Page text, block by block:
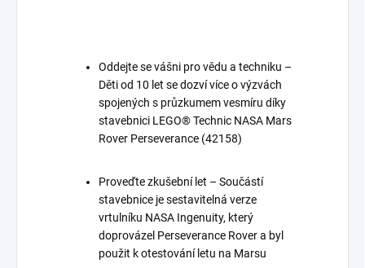
Oddejte se vášni pro vědu a techniku –
Děti od 10 let se dozví více o výzvách
spojených s průzkumem vesmíru díky
stavebnici LEGO® Technic NASA Mars
Rover Perseverance (42158)
Proveďte zkušební let – Součástí
stavebnice je sestavitelná verze
vrtulníku NASA Ingenuity, který
doprovázel Perseverance Rover a byl
použit k otestování letu na Marsu